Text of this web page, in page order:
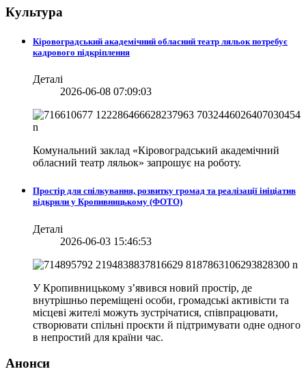
Культура
Кіровоградський академічний обласний театр ляльок потребує
кадрового підкріплення
Деталі
2026-06-08 07:09:03
Комунальний заклад «Кіровоградський академічний
обласний театр ляльок» запрошує на роботу.
Простір для спілкування, розвитку громад та реалізації ініціатив
відкрили у Кропивницькому (ФОТО)
Деталі
2026-06-03 15:46:53
У Кропивницькому з’явився новий простір, де
внутрішньо переміщені особи, громадські активісти та
місцеві жителі можуть зустрічатися, співпрацювати,
створювати спільні проєкти й підтримувати одне одного
в непростий для країни час.
Анонси